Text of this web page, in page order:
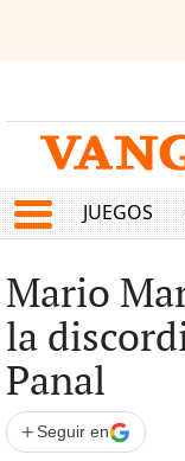
JUEGOS
Mario
la
Panal
+ Seguir en